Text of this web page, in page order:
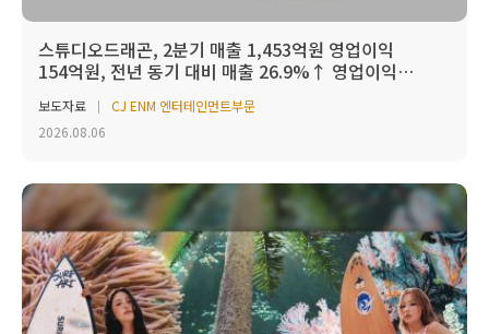
스튜디오드래곤, 2분기 매출 1,453억원 영업이익
154억원, 전년 동기 대비 매출 26.9%↑ 영업이익
보도자료
CJ ENM 엔터테인먼트부문
2026.08.06